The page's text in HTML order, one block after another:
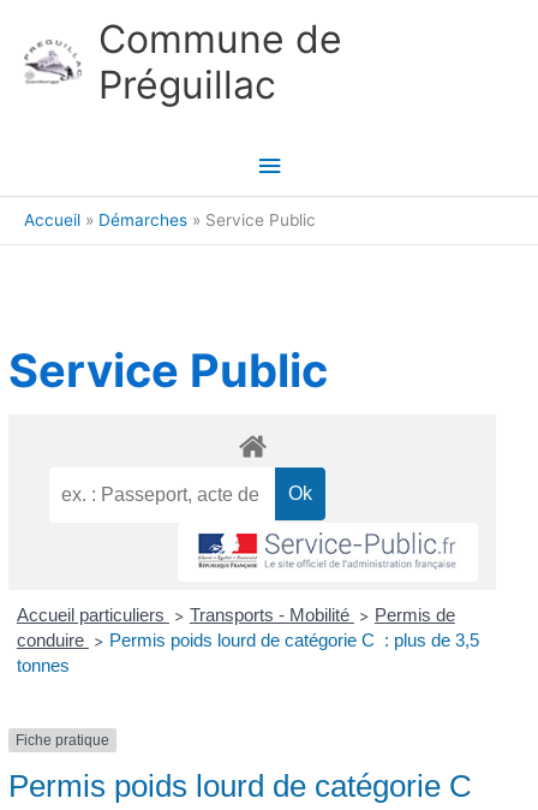
Commune de
Préguillac
Menu
principal
Accueil Démarches Service Public
Service Public
Accueil particuliers > Transports - Mobilité > Permis de
conduire > Permis poids lourd de catégorie C : plus de 3,5
tonnes
Fiche pratique
Permis poids lourd de catégorie C